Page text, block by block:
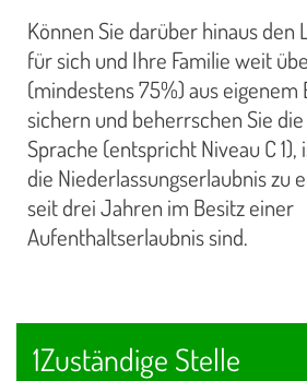
Können Sie darüber hinaus den
für sich und Ihre Familie weit
(mindestens 75%) aus eigenem
sichern und beherrschen Sie
Sprache (entspricht Niveau C
die Niederlassungserlaubnis zu
seit drei Jahren im Besitz einer
Aufenthaltserlaubnis sind.
1Zuständige Stelle